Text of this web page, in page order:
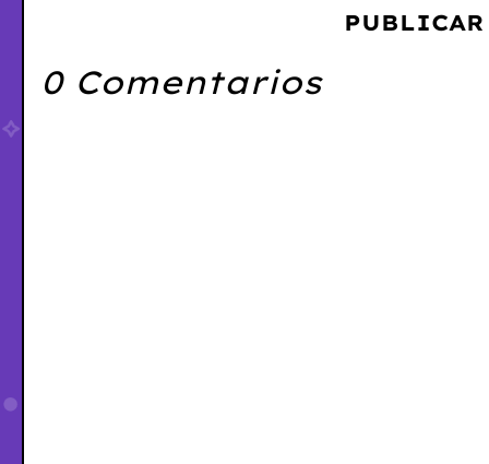
0 Comentarios